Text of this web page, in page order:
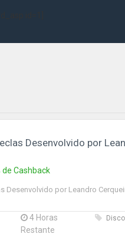
Desenvolvido por
de Cashback
Desenvolvido por Leandro
4 Horas
Restante